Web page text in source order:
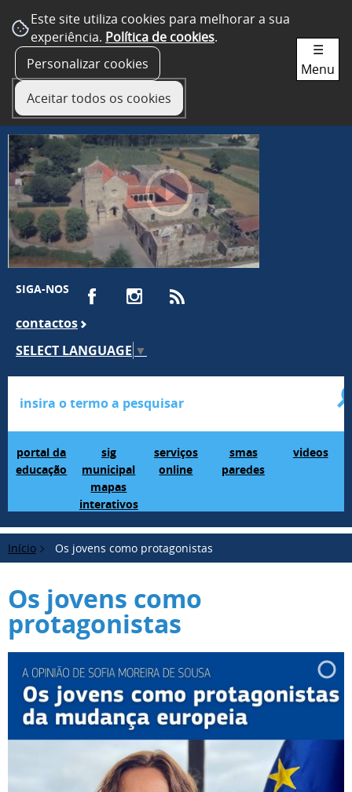
Este site utiliza cookies para melhorar a sua
experiência. Política de cookies.
Personalizar cookies
Aceitar todos os cookies
SIGA-NOS
contactos
SELECT LANGUAGE ▼
portal da
educação
sig
municipal
mapas
interativos
serviços
online
smas
paredes
videos
☰
Menu
Início Os jovens como protagonistas
Os jovens como
protagonistas